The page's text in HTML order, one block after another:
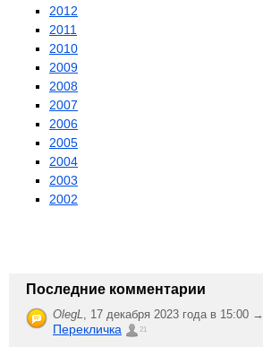
2012
2011
2010
2009
2008
2007
2006
2005
2004
2003
2002
Последние комментарии
OlegL, 17 декабря 2023 года в 15:00 →
Перекличка 21